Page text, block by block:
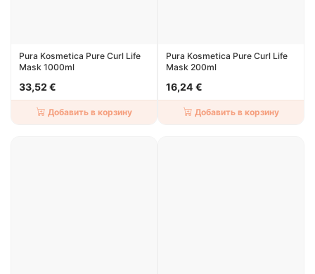
Pura Kosmetica Pure Curl Life
Mask 1000ml
33,52 €
Добавить в корзину
Pura Kosmetica Pure Curl Life
Mask 200ml
16,24 €
Добавить в корзину